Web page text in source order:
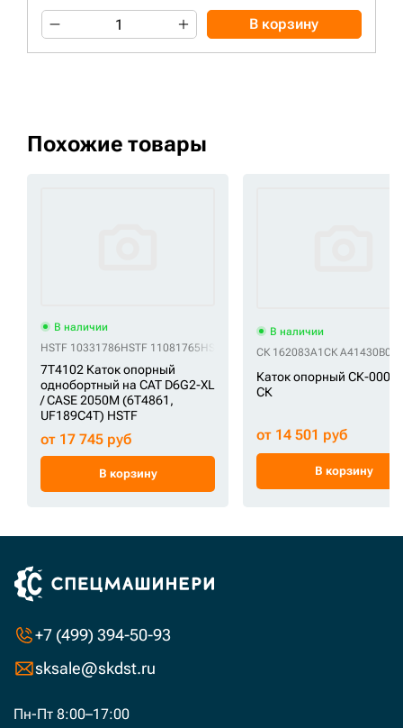
В корзину
Похожие товары
В наличии
HSTF 10331786HSTF 11081765HSTF 120-5746HSTF 125-4175HSTF
7T4102 Каток опорный
однобортный на CAT D6G2-XL
/ CASE 2050M (6T4861,
UF189C4T) HSTF
от 17 745 руб
В корзину
В наличии
СК 162083A1 СК
Каток опорный СК-
СК
от 14 501 руб
В корзину
+7 (499) 394-50-93
sksale@skdst.ru
Пн-Пт 8:00–17:00